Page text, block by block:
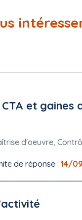
et gaines
d'oeuvre,
de réponse : 14/